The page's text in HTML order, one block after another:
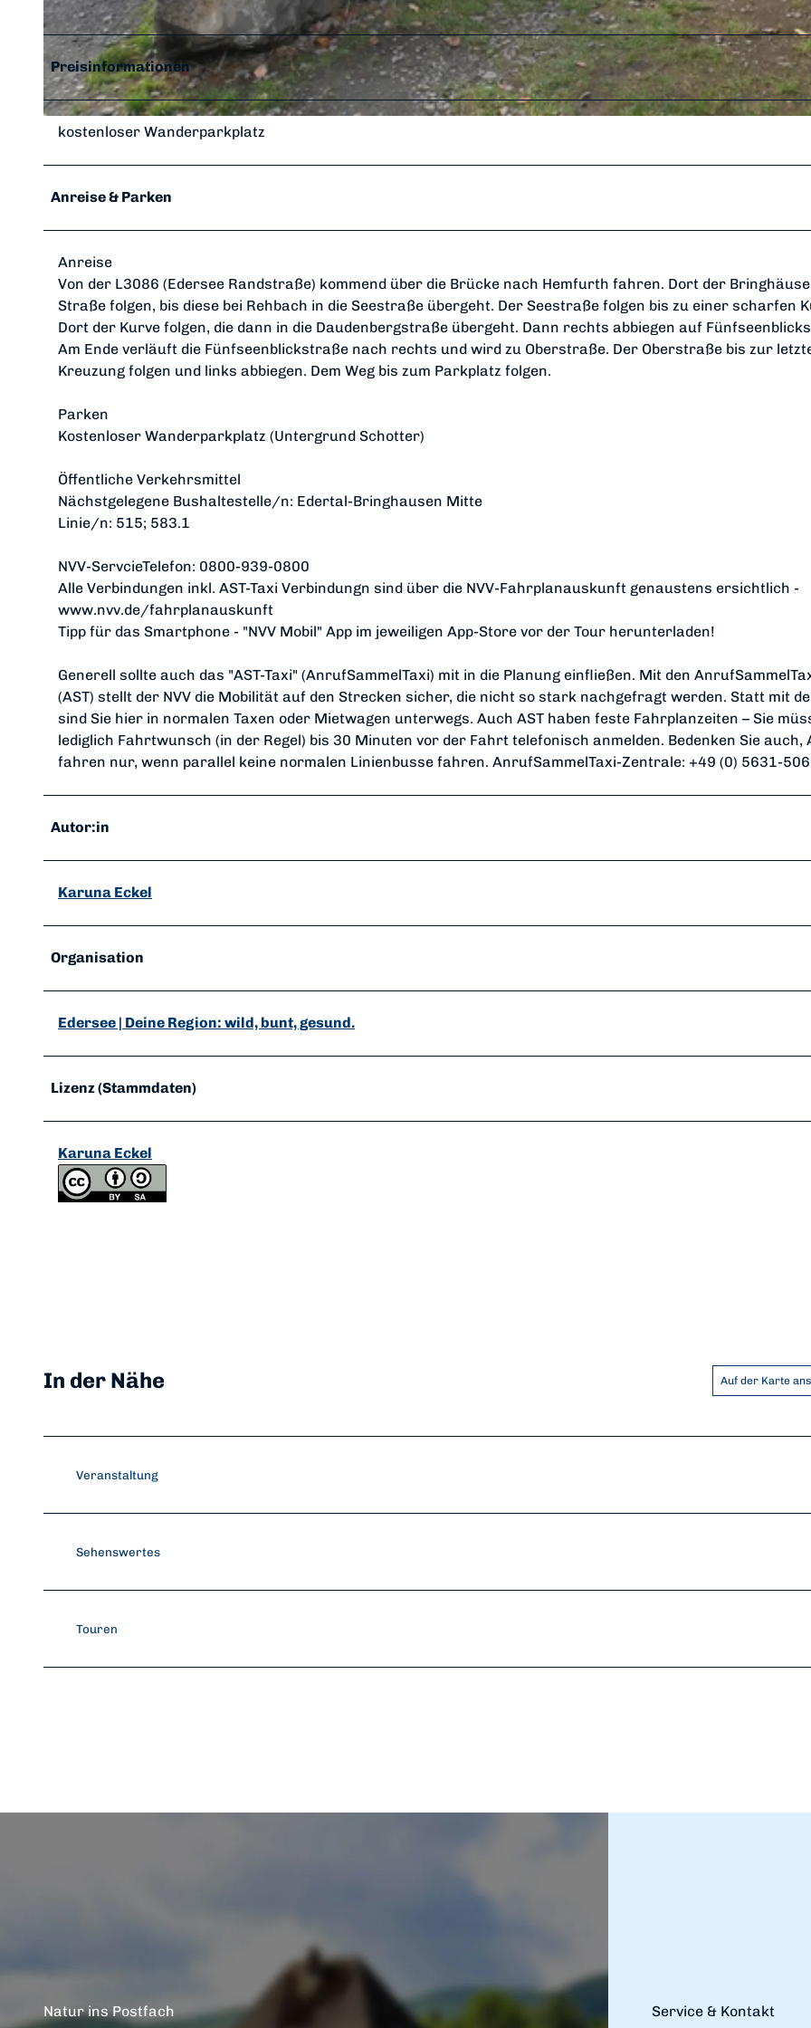
© Karuna Eckel, Edersee | Deine Region: wild, bunt, gesund.
Preisinformationen
kostenloser Wanderparkplatz
Anreise & Parken
Anreise
Von der L3086 (Edersee Randstraße) kommend über die Brücke nach Hemfurth fahren. Dort der
Straße folgen, bis diese bei Rehbach in die Seestraße übergeht. Der Seestraße folgen bis zu einer scharfen
Dort der Kurve folgen, die dann in die Daudenbergstraße übergeht. Dann rechts abbiegen auf
Am Ende verläuft die Fünfseenblickstraße nach rechts und wird zu Oberstraße. Der Oberstraße bis zur
Kreuzung folgen und links abbiegen. Dem Weg bis zum Parkplatz folgen.
Parken
Kostenloser Wanderparkplatz (Untergrund Schotter)
Öffentliche Verkehrsmittel
Nächstgelegene Bushaltestelle/n: Edertal-Bringhausen Mitte
Linie/n: 515; 583.1
NVV-ServcieTelefon: 0800-939-0800
Alle Verbindungen inkl. AST-Taxi Verbindungn sind über die NVV-Fahrplanauskunft genaustens ersichtlich -
www.nvv.de/fahrplanauskunft
Tipp für das Smartphone - "NVV Mobil" App im jeweiligen App-Store vor der Tour herunterladen!
Generell sollte auch das "AST-Taxi" (AnrufSammelTaxi) mit in die Planung einfließen. Mit den
(AST) stellt der NVV die Mobilität auf den Strecken sicher, die nicht so stark nachgefragt werden. Statt mit
sind Sie hier in normalen Taxen oder Mietwagen unterwegs. Auch AST haben feste Fahrplanzeiten – Sie
lediglich Fahrtwunsch (in der Regel) bis 30 Minuten vor der Fahrt telefonisch anmelden. Bedenken Sie auch,
fahren nur, wenn parallel keine normalen Linienbusse fahren. AnrufSammelTaxi-Zentrale: +49 (0) 5631-
Autor:in
Karuna Eckel
Organisation
Edersee | Deine Region: wild, bunt, gesund.
Lizenz (Stammdaten)
Karuna Eckel
In der Nähe Auf der Karte
Veranstaltung
Sehenswertes
Touren
Natur ins Postfach Service & Kontakt